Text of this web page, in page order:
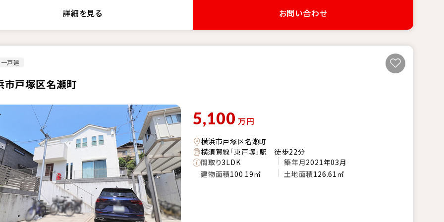
詳細を見る お問い合わせ
戸建
市戸塚区名瀬町
5,100 万円
横浜市戸塚区名瀬町
横須賀線「東戸塚」駅 徒歩22分
間取り3LDK 築年月2021年03月
建物面積100.19㎡ 土地面積126.61㎡